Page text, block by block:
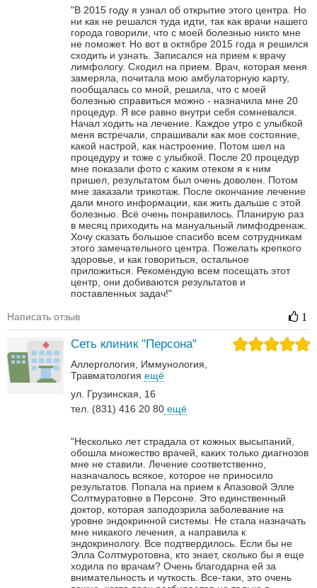
"В 2015 году я узнал об открытие этого центра. Но
ни как не решался туда идти, так как врачи нашего
города говорили, что с моей болезнью никто мне
не поможет. Но вот в октябре 2015 года я решился
сходить и узнать. Записался на прием к врачу
лимфологу. Сходил на прием. Врач, которая меня
замеряла, почитала мою амбулаторную карту,
пообщалась со мной, решила, что с моей
болезнью справиться можно - назначила мне 20
процедур. Я все равно внутри себя сомневался.
Начал ходить на лечение. Каждое утро с улыбкой
меня встречали, спрашивали как мое состояние,
какой настрой, как настроение. Потом шел на
процедуру и тоже с улыбкой. После 20 процедур
мне показали фото с каким отеком я к ним
пришел, результатом был очень доволен. Потом
мне заказали трикотаж. После окончание лечение
дали много информации, как жить дальше с этой
болезнью. Всё очень понравилось. Планирую раз
в месяц приходить на мануальный лимфодренаж.
Хочу сказать большое спасибо всем сотрудникам
этого замечательного центра. Пожелать крепкого
здоровье, и как говориться, остальное
приложиться. Рекомендую всем посещать этот
центр, они добиваются результатов и
поставленных задач!"
Написать отзыв 1
Сеть клиник "Персона"
Аллергология
Иммунология
Травматология ещё
ул. Грузинская, 16
тел. (831) 416 20 80 ещё
"Несколько лет страдала от кожных высыпаний,
обошла множество врачей, каких только диагнозов
мне не ставили. Лечение соответственно,
назначалось всякое, которое не приносило
результатов. Попала на прием к Апазовой Элле
Солтмуратовне в Персоне. Это единственный
доктор, которая заподозрила заболевание на
уровне эндокринной системы. Не стала назначать
мне никакого лечения, а направила к
эндокринологу. Все подтвердилось. Если бы не
Элла Солтмуротовна, кто знает, сколько бы я еще
ходила по врачам? Очень благодарна ей за
внимательность и чуткость. Все-таки, это очень